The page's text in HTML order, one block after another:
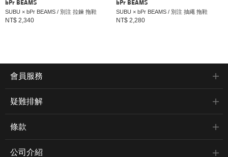
bPr BEAMS
SUBU × bPr BEAMS / 別注 拉鍊 拖鞋
NT$ 2,340
bPr BEAMS
SUBU × bPr BEAMS / 別注 抽繩 拖鞋
NT$ 2,280
會員服務
疑難排解
條款
公司介紹